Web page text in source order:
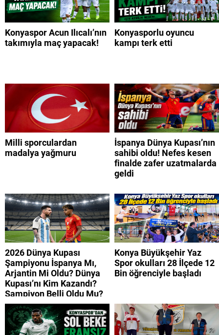
Konyaspor Acun Ilıcalı’nın
takımıyla maç yapacak!
Konyasporlu oyuncu
kampı terk etti
Milli sporculardan
madalya yağmuru
İspanya Dünya Kupası’nın
sahibi oldu! Nefes kesen
finalde zafer uzatmalarda
geldi
2026 Dünya Kupası
Şampiyonu İspanya Mı,
Arjantin Mi Oldu? Dünya
Kupası’nı Kim Kazandı?
Şampiyon Belli Oldu Mu?
Konya Büyükşehir Yaz
Spor okulları 28 İlçede 12
Bin öğrenciyle başladı